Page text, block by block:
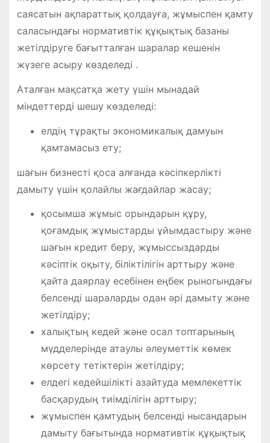
саясатын ақпараттық қолдауға, жұмыспен қамту
саласындағы нормативтiк құқықтық базаны
жетiлдiруге бағытталған шаралар кешенiн
жүзеге асыру көзделеді .
Аталған мақсатқа жету үшiн мынадай
мiндеттердi шешу көзделедi:
елдiң тұрақты экономикалық дамуын
қамтамасыз ету;
шағын бизнесті қоса алғанда кәсіпкерлiкті
дамыту үшін қолайлы жағдайлар жасау;
қосымша жұмыс орындарын құру,
қоғамдық жұмыстарды ұйымдастыру және
шағын кредит беру, жұмыссыздарды
кәсіптік оқыту, білiктiлiгін арттыру және
қайта даярлау есебiнен еңбек рыногындағы
белсендi шараларды одан әрi дамыту және
жетілдіру;
халықтың кедей және осал топтарының
мүдделерiнде атаулы әлеуметтiк көмек
көрсету тетiктерiн жетілдiру;
елдегi кедейшiлiктi азайтуда мемлекеттiк
басқарудың тиiмдiлігін арттыру;
жұмыспен қамтудың белсендi нысандарын
дамыту бағытында нормативтік құқықтық